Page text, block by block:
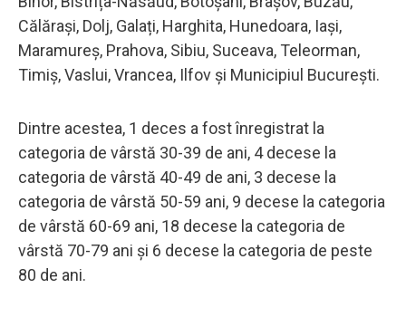
Călărași, Dolj, Galați, Harghita, Hunedoara, Iași,
Maramureș, Prahova, Sibiu, Suceava, Teleorman,
Timiș, Vaslui, Vrancea, Ilfov și Municipiul București.
Dintre acestea, 1 deces a fost înregistrat la
categoria de vârstă 30-39 de ani, 4 decese la
categoria de vârstă 40-49 de ani, 3 decese la
categoria de vârstă 50-59 ani, 9 decese la categoria
de vârstă 60-69 ani, 18 decese la categoria de
vârstă 70-79 ani și 6 decese la categoria de peste
80 de ani.